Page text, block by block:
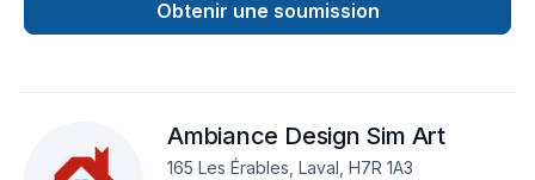
peinture résidentielle dans la région de la rive-nord de
Montréal, ainsi que quelques secteurs à Montréal. Nous
Obtenir une soumission
Ambiance Design Sim Art
165 Les Érables, Laval, H7R 1A3